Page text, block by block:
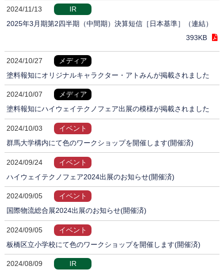
2024/11/13
IR
2025年3月期第2四半期（中間期）決算短信［日本基準］（連結）
393KB
2024/10/27
メディア
塗料報知にオリジナルキャラクター・アトみんが掲載されました
2024/10/07
メディア
塗料報知にハイウェイテクノフェア出展の模様が掲載されました
2024/10/03
イベント
群馬大学構内にて色のワークショップを開催します(開催済)
2024/09/24
イベント
ハイウェイテクノフェア2024出展のお知らせ(開催済)
2024/09/05
イベント
国際物流総合展2024出展のお知らせ(開催済)
2024/09/05
イベント
板橋区立小学校にて色のワークショップを開催します(開催済)
2024/08/09
IR